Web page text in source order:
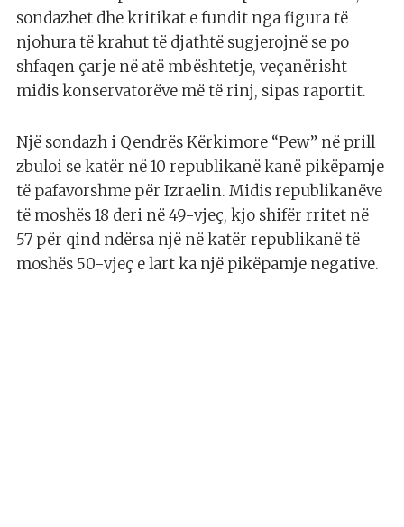
sondazhet dhe kritikat e fundit nga figura të
njohura të krahut të djathtë sugjerojnë se po
shfaqen çarje në atë mbështetje, veçanërisht
midis konservatorëve më të rinj, sipas raportit.
Një sondazh i Qendrës Kërkimore “Pew” në prill
zbuloi se katër në 10 republikanë kanë pikëpamje
të pafavorshme për Izraelin. Midis republikanëve
të moshës 18 deri në 49-vjeç, kjo shifër rritet në
57 për qind ndërsa një në katër republikanë të
moshës 50-vjeç e lart ka një pikëpamje negative.